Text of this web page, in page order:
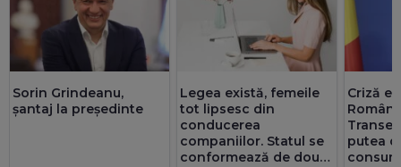
Sorin Grindeanu,
șantaj la președinte
Legea există, femeile
tot lipsesc din
conducerea
companiilor. Statul se
conformează de două
Criză
putea